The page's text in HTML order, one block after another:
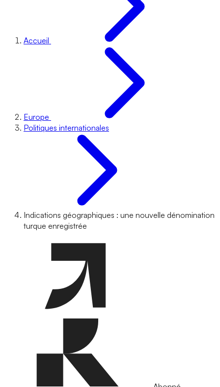
Accueil
Europe
Politiques internationales
Indications géographiques : une nouvelle dénomination
turque enregistrée